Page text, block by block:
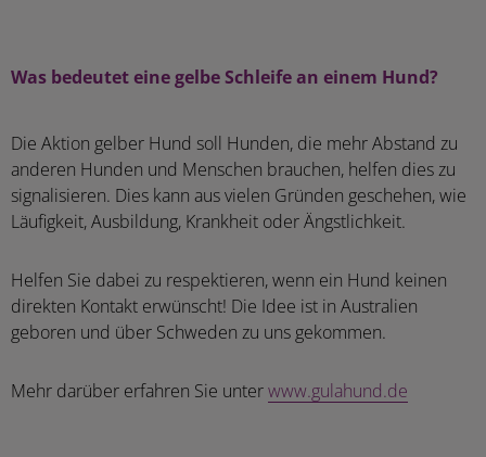
Was bedeutet eine gelbe Schleife an einem Hund?
Die Aktion gelber Hund soll Hunden, die mehr Abstand zu
anderen Hunden und Menschen brauchen, helfen dies zu
signalisieren. Dies kann aus vielen Gründen geschehen, wie
Läufigkeit, Ausbildung, Krankheit oder Ängstlichkeit.
Helfen Sie dabei zu respektieren, wenn ein Hund keinen
direkten Kontakt erwünscht! Die Idee ist in Australien
geboren und über Schweden zu uns gekommen.
Mehr darüber erfahren Sie unter www.gulahund.de